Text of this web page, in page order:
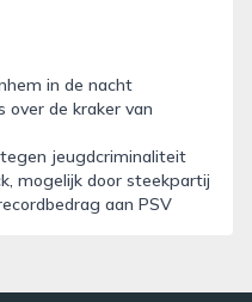
in de nacht
over de kraker van
jeugdcriminaliteit
mogelijk door steekpartij
aan PSV